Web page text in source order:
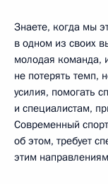
Знаете, когда мы
в одном из своих
молодая команда,
не потерять темп,
усилия, помогать
и специалистам,
Современный
об этом, требует
этим